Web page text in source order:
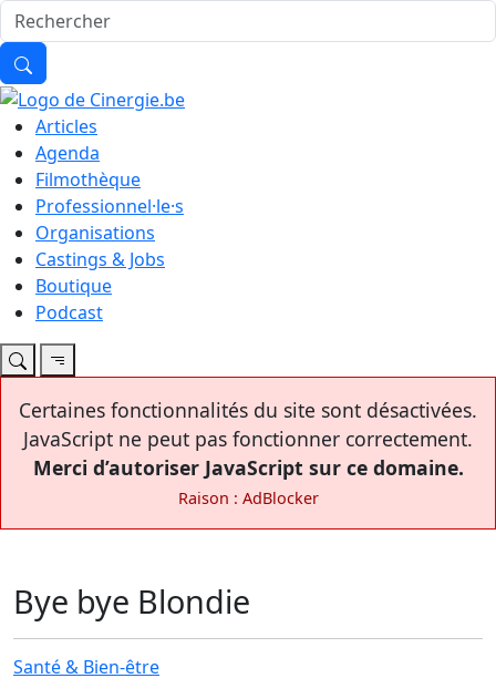
Articles
Agenda
Filmothèque
Professionnel·le·s
Organisations
Castings & Jobs
Boutique
Podcast
Certaines fonctionnalités du site sont désactivées.
JavaScript ne peut pas fonctionner correctement.
Merci d’autoriser JavaScript sur ce domaine.
Raison : AdBlocker
Bye bye Blondie
Santé & Bien-être